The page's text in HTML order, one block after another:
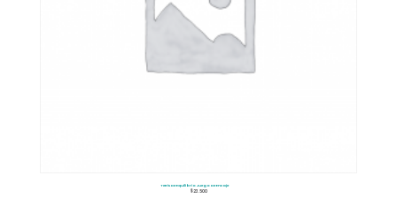
Tetris De Equilibrio Juego De Encaje
$23.500